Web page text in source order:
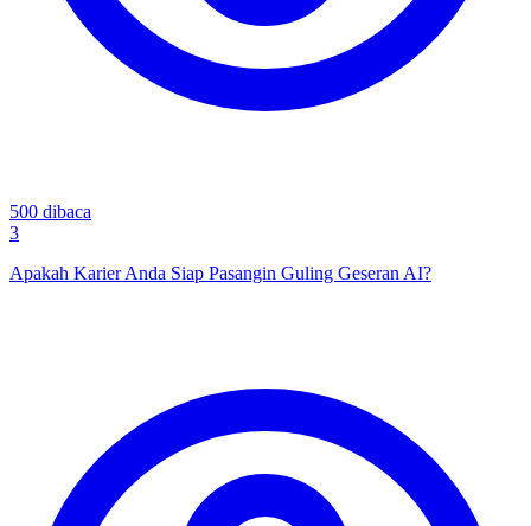
500 dibaca
3
Apakah Karier Anda Siap Pasangin Guling Geseran AI?